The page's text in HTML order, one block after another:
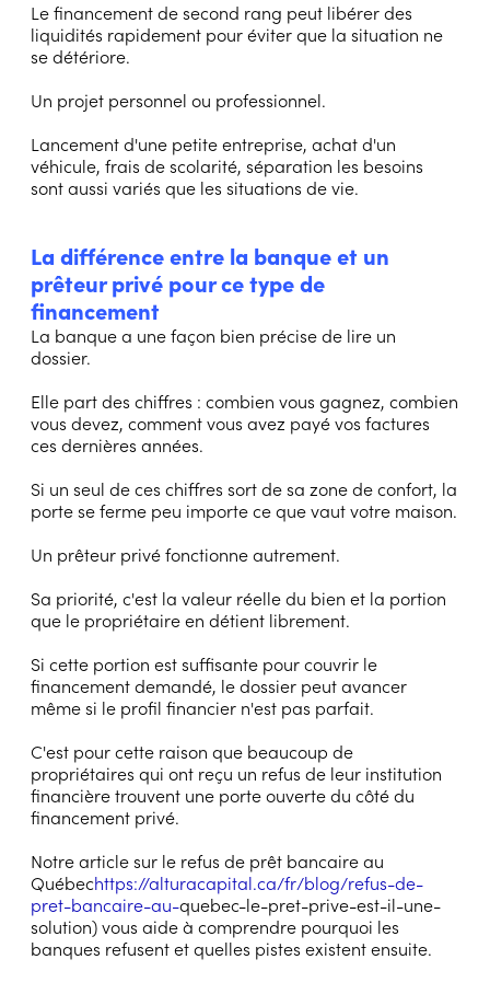
Le financement de second rang peut libérer des
liquidités rapidement pour éviter que la situation ne
se détériore.
Un projet personnel ou professionnel.
Lancement d'une petite entreprise, achat d'un
véhicule, frais de scolarité, séparation les besoins
sont aussi variés que les situations de vie.
La différence entre la banque et un
prêteur privé pour ce type de
financement
La banque a une façon bien précise de lire un
dossier.
Elle part des chiffres : combien vous gagnez, combien
vous devez, comment vous avez payé vos factures
ces dernières années.
Si un seul de ces chiffres sort de sa zone de confort, la
porte se ferme peu importe ce que vaut votre maison.
Un prêteur privé fonctionne autrement.
Sa priorité, c'est la valeur réelle du bien et la portion
que le propriétaire en détient librement.
Si cette portion est suffisante pour couvrir le
financement demandé, le dossier peut avancer
même si le profil financier n'est pas parfait.
C'est pour cette raison que beaucoup de
propriétaires qui ont reçu un refus de leur institution
financière trouvent une porte ouverte du côté du
financement privé.
Notre article sur le refus de prêt bancaire au
Québechttps://alturacapital.ca/fr/blog/refus-de-
pret-bancaire-au-quebec-le-pret-prive-est-il-une-
solution) vous aide à comprendre pourquoi les
banques refusent et quelles pistes existent ensuite.